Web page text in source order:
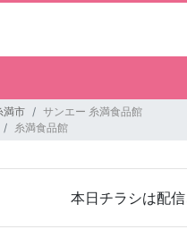
満市
サンエー 糸満食品館
糸満食品館
本日チラシは配